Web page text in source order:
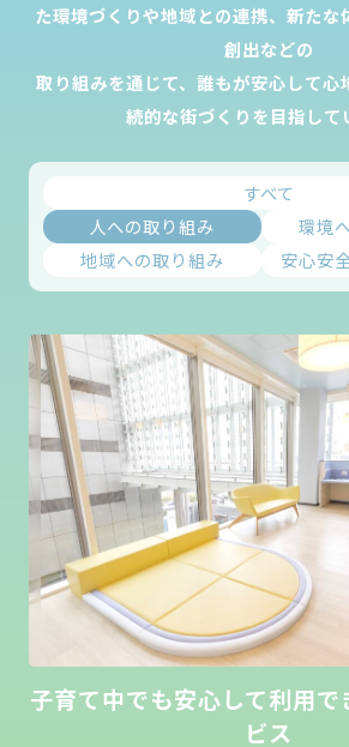
た環境づくりや地域との連携、新たな
創出などの
取り組みを通じて、誰もが安心して心
続的な街づくりを目指して
すべて
人への取り組み
環境
地域への取り組み
安心安
子育て中でも安心して利用
ビス